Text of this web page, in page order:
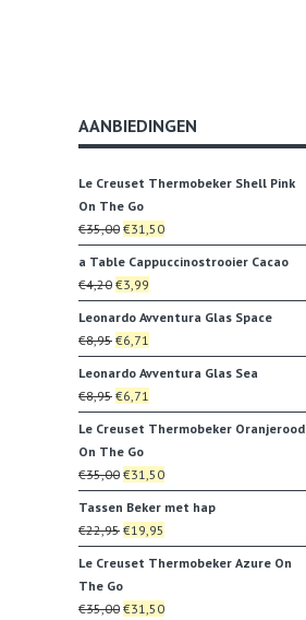
AANBIEDINGEN
Le Creuset Thermobeker Shell Pink
On The Go
€35,00 Oorspronkelijke
prijs
was:
€35,00.
€31,50Huidige
prijs
a Table Cappuccinostrooier Cacao
€4,20 Oorspronkelijke
prijs
was:
€4,20.
€3,99
prijs
is:
€3,99.
Leonardo Avventura Glas Space
€8,95 Oorspronkelijke
prijs
was:
€8,95.
€6,71
prijs
is:
€6,71.
Leonardo Avventura Glas Sea
€8,95 Oorspronkelijke
prijs
€8,95.
€6,71
prijs
€6,71.
Le Creuset Thermobeker Oranjerood
On The Go
€35,00 Oorspronkelijke
prijs
was:
€35,00.
€31,50Huidige
prijs
is:
€31,50.
Tassen Beker met hap
€22,95 Oorspronkelijke
prijs
€22,95.
€19,95
prijs
€19,95.
Le Creuset Thermobeker Azure On
The Go
€35,00 Oorspronkelijke
€31,50Huidige